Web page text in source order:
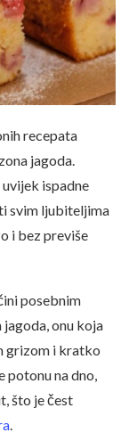
recepata
jagoda.
ispadne
svim ljubiteljima
i bez previše
posebnim
jagoda, onu koja
grizom i kratko
na dno,
što je čest